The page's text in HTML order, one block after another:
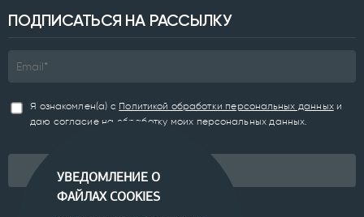
ПОДПИСАТЬСЯ НА РАССЫЛКУ
Я ознакомлен(а) с Политикой обработки персональных данныхи
даю согласие на обработку моих персональных данных.
Подписаться
УВЕДОМЛЕНИЕ О
ФАЙЛАХ COOKIES